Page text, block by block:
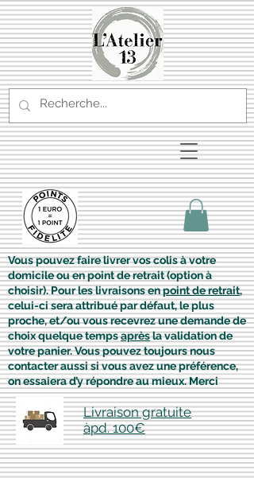
Vous pouvez faire livrer vos colis à votre
domicile ou en point de retrait (option à
choisir). Pour les livraisons enpoint de retrait,
celui-ci sera attribué par défaut, le plus
proche, et/ou vous recevrez une demande de
choix quelque tempsaprèsla validation de
votre panier. Vous pouvez toujours nous
contacter aussi si vous avez une préférence,
on essaiera d’y répondre au mieux. Merci
Livraison gratuite
àpd. 100€